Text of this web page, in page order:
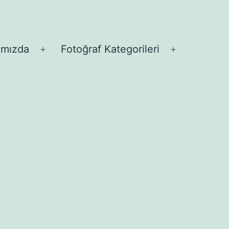
Menüyü
Fotoğraf Kategorileri